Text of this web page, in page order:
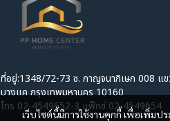
เว็บไซต์นี้มีการใช้งานคุกกี้ เพื่อเพิ่ม
ที่อยู่:1348/72-73 ซ. กาญจนาภิเษก 008 แ
บางแค กรุงเทพมหานคร 10160
โทร 02-4549652-3 แฟ็กซ์ 02-4549654